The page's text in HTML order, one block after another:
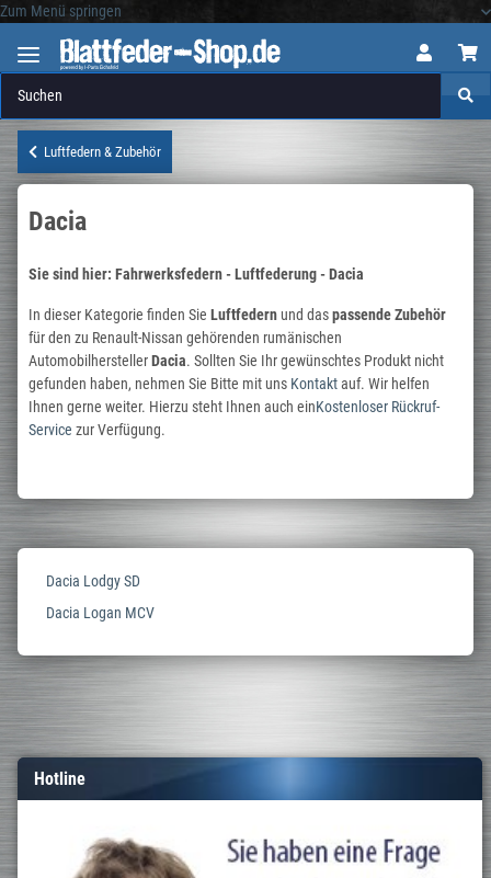
Zum Menü springen
Luftfedern & Zubehör
Dacia
Sie sind hier: Fahrwerksfedern - Luftfederung - Dacia
In dieser Kategorie finden Sie Luftfedern und daspassende Zubehör
für den zu Renault-Nissan gehörenden rumänischen
AutomobilherstellerDacia. Sollten Sie Ihr gewünschtes Produkt nicht
gefunden haben, nehmen Sie Bitte mit uns Kontaktauf. Wir helfen
Ihnen gerne weiter. Hierzu steht Ihnen auch einKostenloser Rückruf-
Service zur Verfügung.
Dacia Lodgy SD
Dacia Logan MCV
Hotline